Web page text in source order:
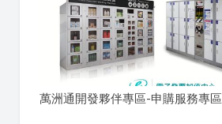
萬洲通開發夥伴專區-申購服務專區